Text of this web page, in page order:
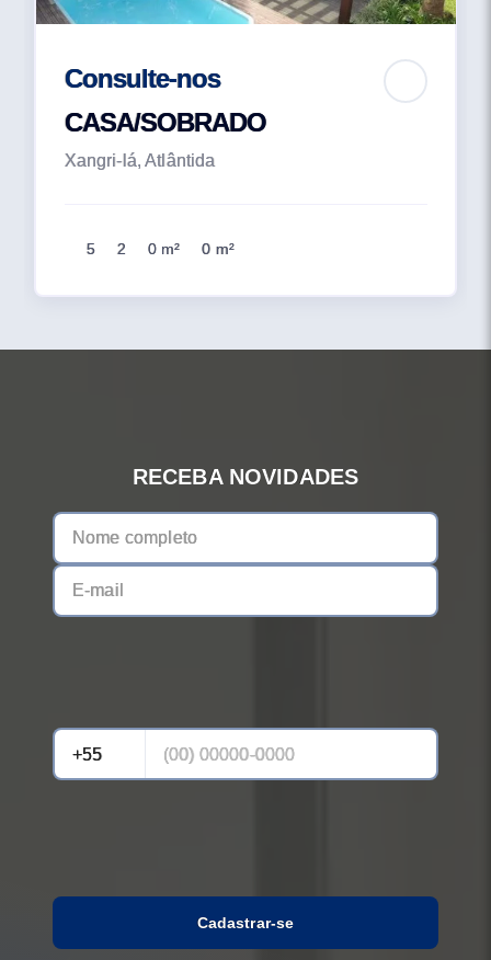
Consulte-nos
CASA/SOBRADO
Xangri-lá, Atlântida
5 2 0 m² 0 m²
RECEBA NOVIDADES
Cadastrar-se